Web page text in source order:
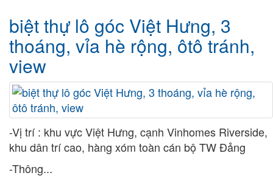
biệt thự lô góc Việt Hưng, 3
thoáng, vỉa hè rộng, ôtô tránh,
view
-Vị trí : khu vực Việt Hưng, cạnh Vinhomes Riverside,
khu dân trí cao, hàng xóm toàn cán bộ TW Đảng
-Thông...